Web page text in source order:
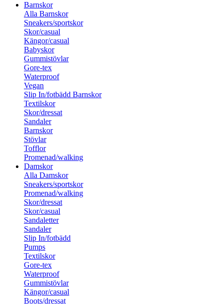
Barnskor
Alla Barnskor
Sneakers/sportskor
Skor/casual
Kängor/casual
Babyskor
Gummistövlar
Gore-tex
Waterproof
Vegan
Slip In/fotbädd Barnskor
Textilskor
Skor/dressat
Sandaler
Barnskor
Stövlar
Tofflor
Promenad/walking
Damskor
Alla Damskor
Sneakers/sportskor
Promenad/walking
Skor/dressat
Skor/casual
Sandaletter
Sandaler
Slip In/fotbädd
Pumps
Textilskor
Gore-tex
Waterproof
Gummistövlar
Kängor/casual
Boots/dressat